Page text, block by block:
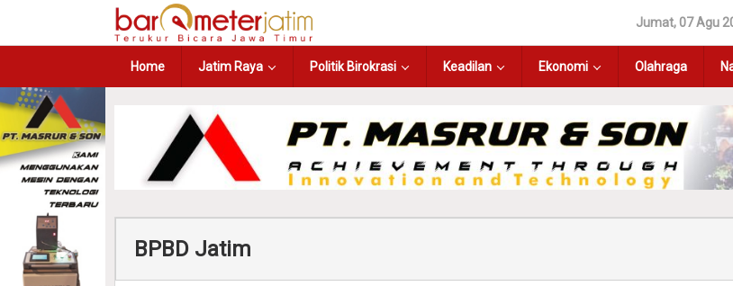
Jumat, 07 Agu
Home Jatim Raya Politik Birokrasi Keadilan Ekonomi Olahraga
BPBD Jatim